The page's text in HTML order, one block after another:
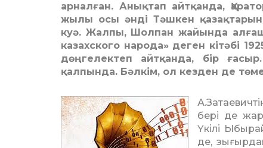
арналған. Анықтап айтқанда,
жылы осы әнді Тәшкен
куә. Жалпы, Шолпан жайында
казахского народа» деген кітәбі
дөңгелектеп айтқанда, бір
қалпында. Бәлкім, ол кезден де
бері де
Үкілі
де,